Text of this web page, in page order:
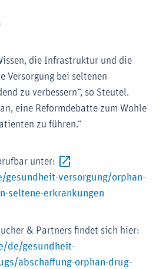
die Infrastruktur und die
Versorgung bei seltenen
zu verbessern“, so Steutel.
eine Reformdebatte zum Wohle
zu führen.“
unter:
versorgung/orphan-
seltene-erkrankungen
& Partners findet sich hier:
de/gesundheit-
abschaffung-orphan-drug-